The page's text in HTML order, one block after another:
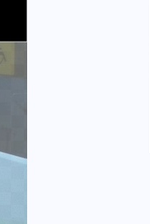
में
की